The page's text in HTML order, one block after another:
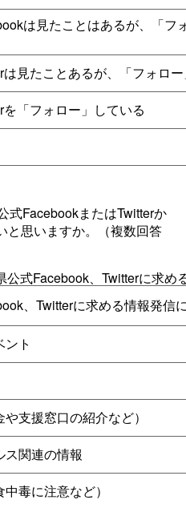
は見たことはあるが、「フ
見たことあるが、「フォロ
「フォロー」している
式FacebookまたはTwitterか
と思いますか。（複数回答
公式Facebook、Twitterに求め
、Twitterに求める情報発信
ト
支援窓口の紹介など）
ス関連の情報
毒に注意など）